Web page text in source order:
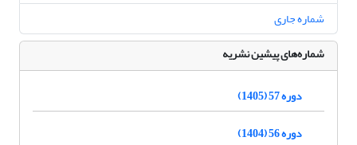
شماره جاری
شماره‌های پیشین نشریه
دوره 57 (1405)
دوره 56 (1404)